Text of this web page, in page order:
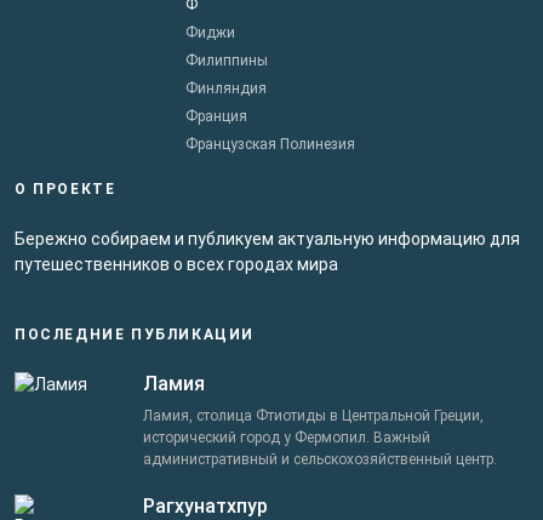
Ф
Фиджи
Филиппины
Финляндия
Франция
Французская Полинезия
О ПРОЕКТЕ
Бережно собираем и публикуем актуальную информацию для
путешественников о всех городах мира
ПОСЛЕДНИЕ ПУБЛИКАЦИИ
Ламия
Ламия, столица Фтиотиды в Центральной Греции,
исторический город у Фермопил. Важный
административный и сельскохозяйственный центр.
Рагхунатхпур